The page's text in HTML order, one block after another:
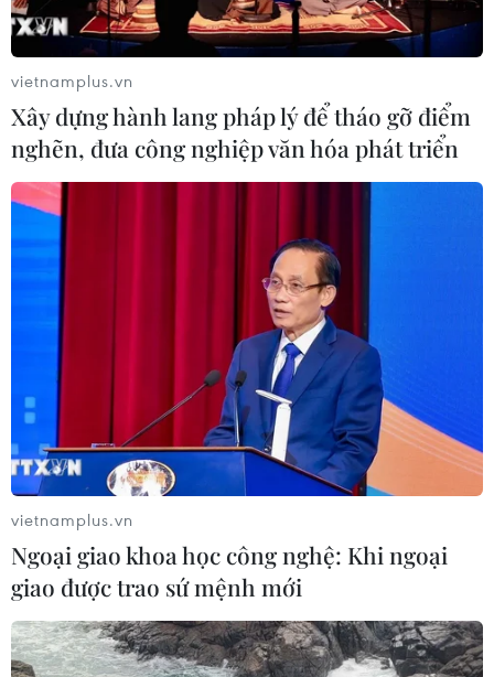
vietnamplus.vn
Xây dựng hành lang pháp lý để tháo gỡ điểm
nghẽn, đưa công nghiệp văn hóa phát triển
vietnamplus.vn
Ngoại giao khoa học công nghệ: Khi ngoại
giao được trao sứ mệnh mới